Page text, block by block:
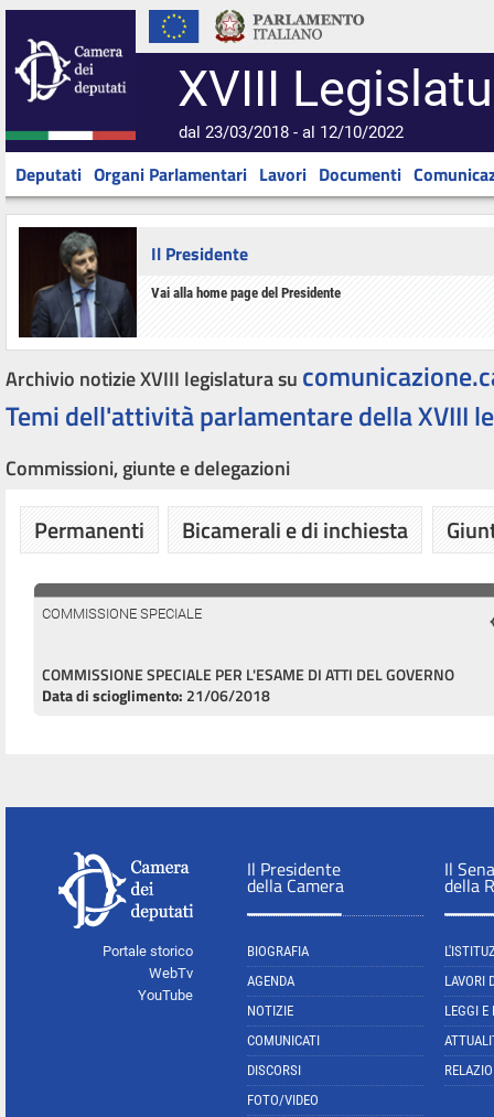
XVIII
dal 23/03/2018 - al 12/10/2022
Deputati Organi Parlamentari Lavori Documenti
Il Presidente
Vai alla home page del Presidente
Archivio notizie XVIII legislatura su
Temi dell'attività parlamentare della XVIII
Commissioni, giunte e delegazioni
Permanenti Bicamerali e di inchiesta
COMMISSIONE SPECIALE
COMMISSIONE SPECIALE PER L'ESAME DI ATTI DEL GOVERNO
Data di scioglimento: 21/06/2018
Portale storico
WebTv
YouTube
Il Presidente
della Camera
BIOGRAFIA
AGENDA
NOTIZIE
COMUNICATI
DISCORSI
FOTO/VIDEO
Il
della
LAVORI
LEGGI E